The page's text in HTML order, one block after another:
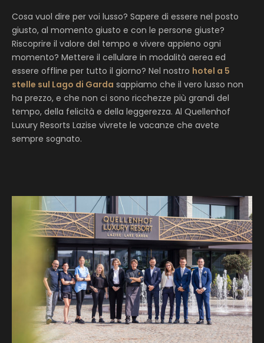
Cosa vuol dire per voi lusso? Sapere di essere nel posto
giusto, al momento giusto e con le persone giuste?
Riscoprire il valore del tempo e vivere appieno ogni
momento? Mettere il cellulare in modalità aerea ed
essere offline per tutto il giorno? Nel nostro hotel a 5
stelle sul Lago di Garda sappiamo che il vero lusso non
ha prezzo, e che non ci sono ricchezze più grandi del
tempo, della felicità e della leggerezza. Al Quellenhof
Luxury Resorts Lazise vivrete le vacanze che avete
sempre sognato.